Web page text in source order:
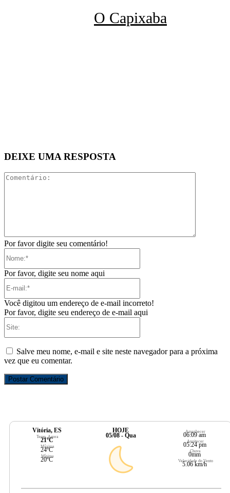
O Capixaba
DEIXE UMA RESPOSTA
Por favor digite seu comentário!
Por favor, digite seu nome aqui
Você digitou um endereço de e-mail incorreto!
Por favor, digite seu endereço de e-mail aqui
Salve meu nome, e-mail e site neste navegador para a próxima
vez que eu comentar.
Vitória, ES
Temp. Agora
21ºC
Máxima
24ºC
Mínima
20ºC
HOJE
05/08 - Qua
Amanhecer
06:09 am
Anoitecer
05:24 pm
Chuva
0mm
Velocidade do Vento
5.06 km/h